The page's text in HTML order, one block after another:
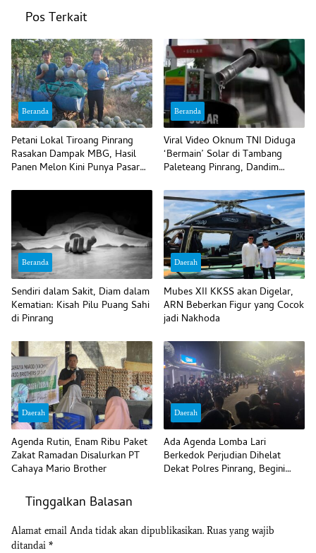
Pos Terkait
Beranda
Petani Lokal Tiroang Pinrang
Rasakan Dampak MBG, Hasil
Panen Melon Kini Punya Pasar
Beranda
Viral Video Oknum TNI Diduga
‘Bermain’ Solar di Tambang
Paleteang Pinrang, Dandim
Beranda
Sendiri dalam Sakit, Diam dalam
Kematian: Kisah Pilu Puang Sahi
di Pinrang
Daerah
Mubes XII KKSS akan Digelar,
ARN Beberkan Figur yang Cocok
jadi Nakhoda
Daerah
Agenda Rutin, Enam Ribu Paket
Zakat Ramadan Disalurkan PT
Cahaya Mario Brother
Daerah
Ada Agenda Lomba Lari
Berkedok Perjudian Dihelat
Dekat Polres Pinrang, Begini
Tinggalkan Balasan
Alamat email Anda tidak akan dipublikasikan. Ruas yang wajib
ditandai *